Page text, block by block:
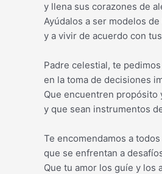
y llena sus corazones de
Ayúdalos a ser modelos
y a vivir de acuerdo con
Padre celestial, te
en la toma de decisiones
Que encuentren propósito
y que sean instrumentos
Te encomendamos a
que se enfrentan a
Que tu amor los guíe y los